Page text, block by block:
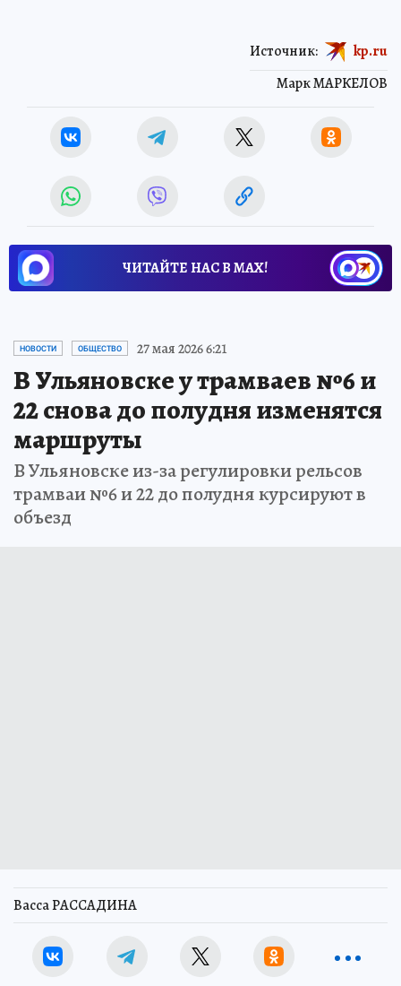
Марк МАРКЕЛОВ
Источник: kp.ru
ЧИТАЙТЕ НАС В МАХ!
НОВОСТИ ОБЩЕСТВО 27 мая 2026 6:21
В Ульяновске у трамваев №6 и
22 снова до полудня изменятся
маршруты
В Ульяновске из-за регулировки рельсов
трамваи №6 и 22 до полудня курсируют в
объезд
Васса РАССАДИНА